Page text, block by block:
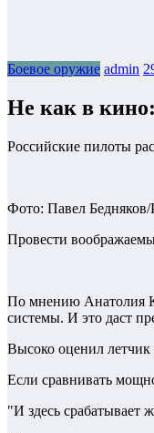
Боевое оружие admin
Не как в
Российские пилоты
Фото: Павел
Провести
По мнению Анатолия
системы. И это даст
Высоко оценил летчик
Если сравнивать
"И здесь